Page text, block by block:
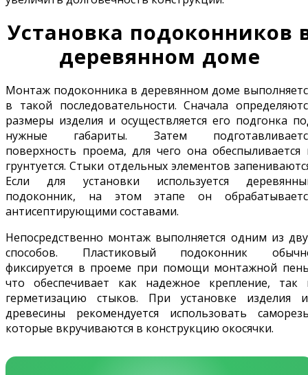
Установка подоконников
деревянном доме
Монтаж подоконника в деревянном доме
в такой последовательности. Сначала
размеры изделия и осуществляется его подгонка
нужные габариты. Затем
поверхность проема, для чего она обеспыливается
грунтуется. Стыки отдельных элементов
Если для установки используется
подоконник, на этом этапе он
антисептирующими составами.
Непосредственно монтаж выполняется одним из
способов. Пластиковый подоконник
фиксируется в проеме при помощи монтажной
что обеспечивает как надежное крепление, так
герметизацию стыков. При установке изделия
древесины рекомендуется использовать
которые вкручиваются в конструкцию окосячки.